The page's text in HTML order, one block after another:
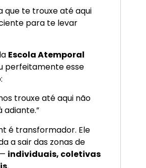
que te trouxe até aqui
para te levar
Escola Atemporal
perfeitamente esse
trouxe até aqui não
adiante.”
é transformador. Ele
a sair das zonas de
individuais, coletivas